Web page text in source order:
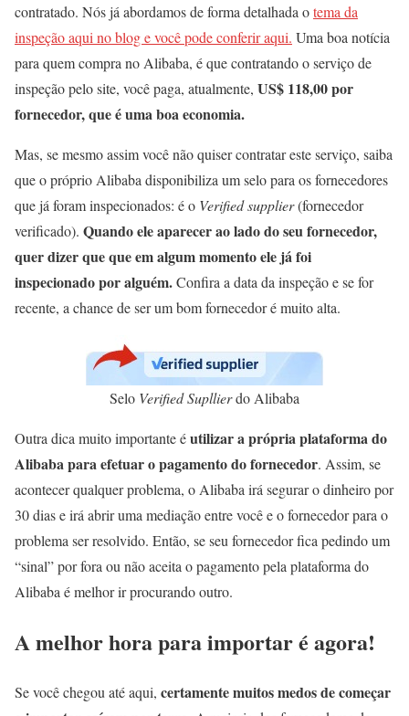
contratado. Nós já abordamos de forma detalhada otema da
inspeção aqui no blog e você pode conferir aqui. Uma boa notícia
para quem compra no Alibaba, é que contratando o serviço de
inspeção pelo site, você paga, atualmente, US$ 118,00 por
fornecedor, que é uma boa economia.
Mas, se mesmo assim você não quiser contratar este serviço, saiba
que o próprio Alibaba disponibiliza um selo para os fornecedores
que já foram inspecionados: é o Verified supplier(fornecedor
verificado). Quando ele aparecer ao lado do seu fornecedor,
quer dizer que que em algum momento ele já foi
inspecionado por alguém.Confira a data da inspeção e se for
recente, a chance de ser um bom fornecedor é muito alta.
Selo Verified Supllierdo Alibaba
Outra dica muito importante éutilizar a própria plataforma do
Alibaba para efetuar o pagamento do fornecedor. Assim, se
acontecer qualquer problema, o Alibaba irá segurar o dinheiro por
30 dias e irá abrir uma mediação entre você e o fornecedor para o
problema ser resolvido. Então, se seu fornecedor fica pedindo um
“sinal” por fora ou não aceita o pagamento pela plataforma do
Alibaba é melhor ir procurando outro.
A melhor hora para importar é agora!
Se você chegou até aqui, certamente muitos medos de começar